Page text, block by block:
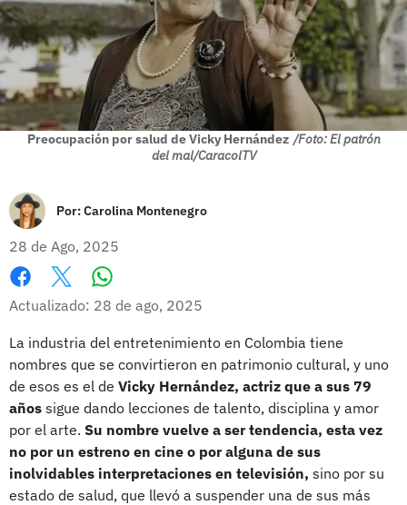
Preocupación por salud de Vicky Hernández /Foto: El patrón
del mal/CaracolTV
Por:Carolina Montenegro
28 de Ago, 2025
Facebook
X
Actualizado: 28 de ago, 2025
La industria del entretenimiento en Colombia tiene
nombres que se convirtieron en patrimonio cultural, y uno
de esos es el de Vicky Hernández, actriz que a sus 79
años sigue dando lecciones de talento, disciplina y amor
por el arte. Su nombre vuelve a ser tendencia, esta vez
no por un estreno en cine o por alguna de sus
inolvidables interpretaciones en televisión, sino por su
estado de salud, que llevó a suspender una de sus más